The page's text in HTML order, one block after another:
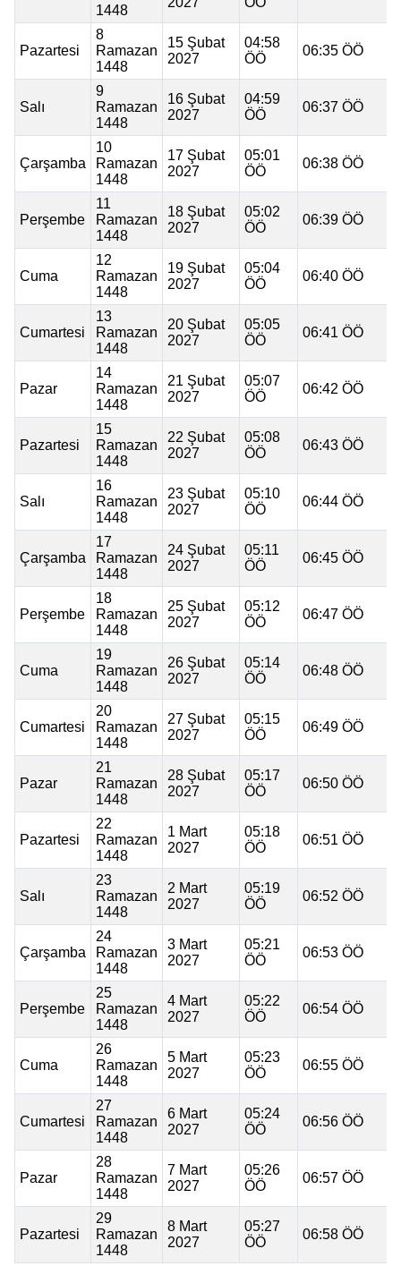
1448
Pazartesi
8
Ramazan
1448
15 Şubat
2027
04:58
ÖÖ
06:35 ÖÖ
Salı
9
Ramazan
1448
16 Şubat
2027
04:59
ÖÖ
06:37 ÖÖ
Çarşamba
10
Ramazan
1448
17 Şubat
2027
05:01
ÖÖ
06:38 ÖÖ
Perşembe
11
Ramazan
1448
18 Şubat
2027
05:02
ÖÖ
06:39 ÖÖ
Cuma
12
Ramazan
1448
19 Şubat
2027
05:04
ÖÖ
06:40 ÖÖ
Cumartesi
13
Ramazan
1448
20 Şubat
2027
05:05
ÖÖ
06:41 ÖÖ
Pazar
14
Ramazan
1448
21 Şubat
2027
05:07
ÖÖ
06:42 ÖÖ
Pazartesi
15
Ramazan
1448
22 Şubat
2027
05:08
ÖÖ
06:43 ÖÖ
Salı
16
Ramazan
1448
23 Şubat
2027
05:10
ÖÖ
06:44 ÖÖ
Çarşamba
17
Ramazan
1448
24 Şubat
2027
05:11
ÖÖ
06:45 ÖÖ
Perşembe
18
Ramazan
1448
25 Şubat
2027
05:12
ÖÖ
06:47 ÖÖ
Cuma
19
Ramazan
1448
26 Şubat
2027
05:14
ÖÖ
06:48 ÖÖ
Cumartesi
20
Ramazan
1448
27 Şubat
2027
05:15
ÖÖ
06:49 ÖÖ
Pazar
21
Ramazan
1448
28 Şubat
2027
05:17
ÖÖ
06:50 ÖÖ
Pazartesi
22
Ramazan
1448
1 Mart
2027
05:18
ÖÖ
06:51 ÖÖ
Salı
23
Ramazan
1448
2 Mart
2027
05:19
ÖÖ
06:52 ÖÖ
Çarşamba
24
Ramazan
1448
3 Mart
2027
05:21
ÖÖ
06:53 ÖÖ
Perşembe
25
Ramazan
1448
4 Mart
2027
05:22
ÖÖ
06:54 ÖÖ
Cuma
26
Ramazan
1448
5 Mart
2027
05:23
ÖÖ
06:55 ÖÖ
Cumartesi
27
Ramazan
1448
6 Mart
2027
05:24
ÖÖ
06:56 ÖÖ
Pazar
28
Ramazan
1448
7 Mart
2027
05:26
ÖÖ
06:57 ÖÖ
Pazartesi
29
Ramazan
1448
8 Mart
2027
05:27
ÖÖ
06:58 ÖÖ